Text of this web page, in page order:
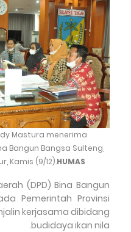
Mastura menerima
Bangun Bangsa Sulteng,
Kamis (9/12).HUMAS
(DPD) Bina Bangun
Pemerintah Provinsi
kerjasama dibidang
budidaya ikan nila.